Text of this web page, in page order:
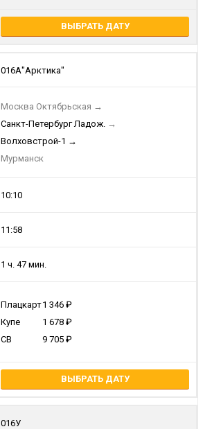
ВЫБРАТЬ ДАТУ
016А"Арктика"
Москва Октябрьская →
Санкт-Петербург Ладож. →
Волховстрой-1 →
Мурманск
10:10
11:58
1 ч. 47 мин.
Плацкарт1 346
Купе
1 678
СВ
9 705
ВЫБРАТЬ ДАТУ
016У